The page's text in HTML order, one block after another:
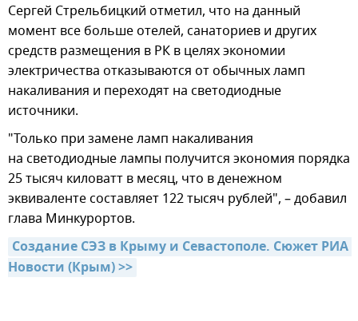
Сергей Стрельбицкий отметил, что на данный
момент все больше отелей, санаториев и других
средств размещения в РК в целях экономии
электричества отказываются от обычных ламп
накаливания и переходят на светодиодные
источники.
"Только при замене ламп накаливания
на светодиодные лампы получится экономия порядка
25 тысяч киловатт в месяц, что в денежном
эквиваленте составляет 122 тысяч рублей", – добавил
глава Минкурортов.
Создание СЭЗ в Крыму и Севастополе. Сюжет РИА
Новости (Крым) >>